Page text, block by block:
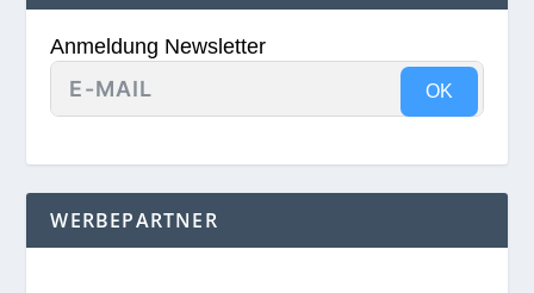
Anmeldung Newsletter
OK
WERBEPARTNER